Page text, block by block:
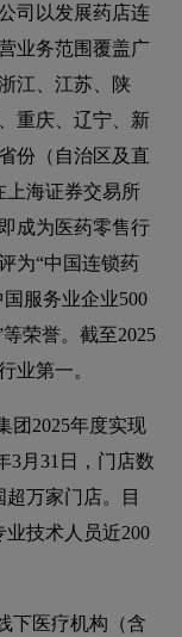
司以发展药店连
业务范围覆盖广
江、江苏、陕
重庆、辽宁、新
份（自治区及直
上海证券交易所
成为医药零售行
为“中国连锁药
服务业企业500
荣誉。截至2025
业第一。
团2025年度实现
3月31日，门店数
万家门店。目
业技术人员近200
下医疗机构（含